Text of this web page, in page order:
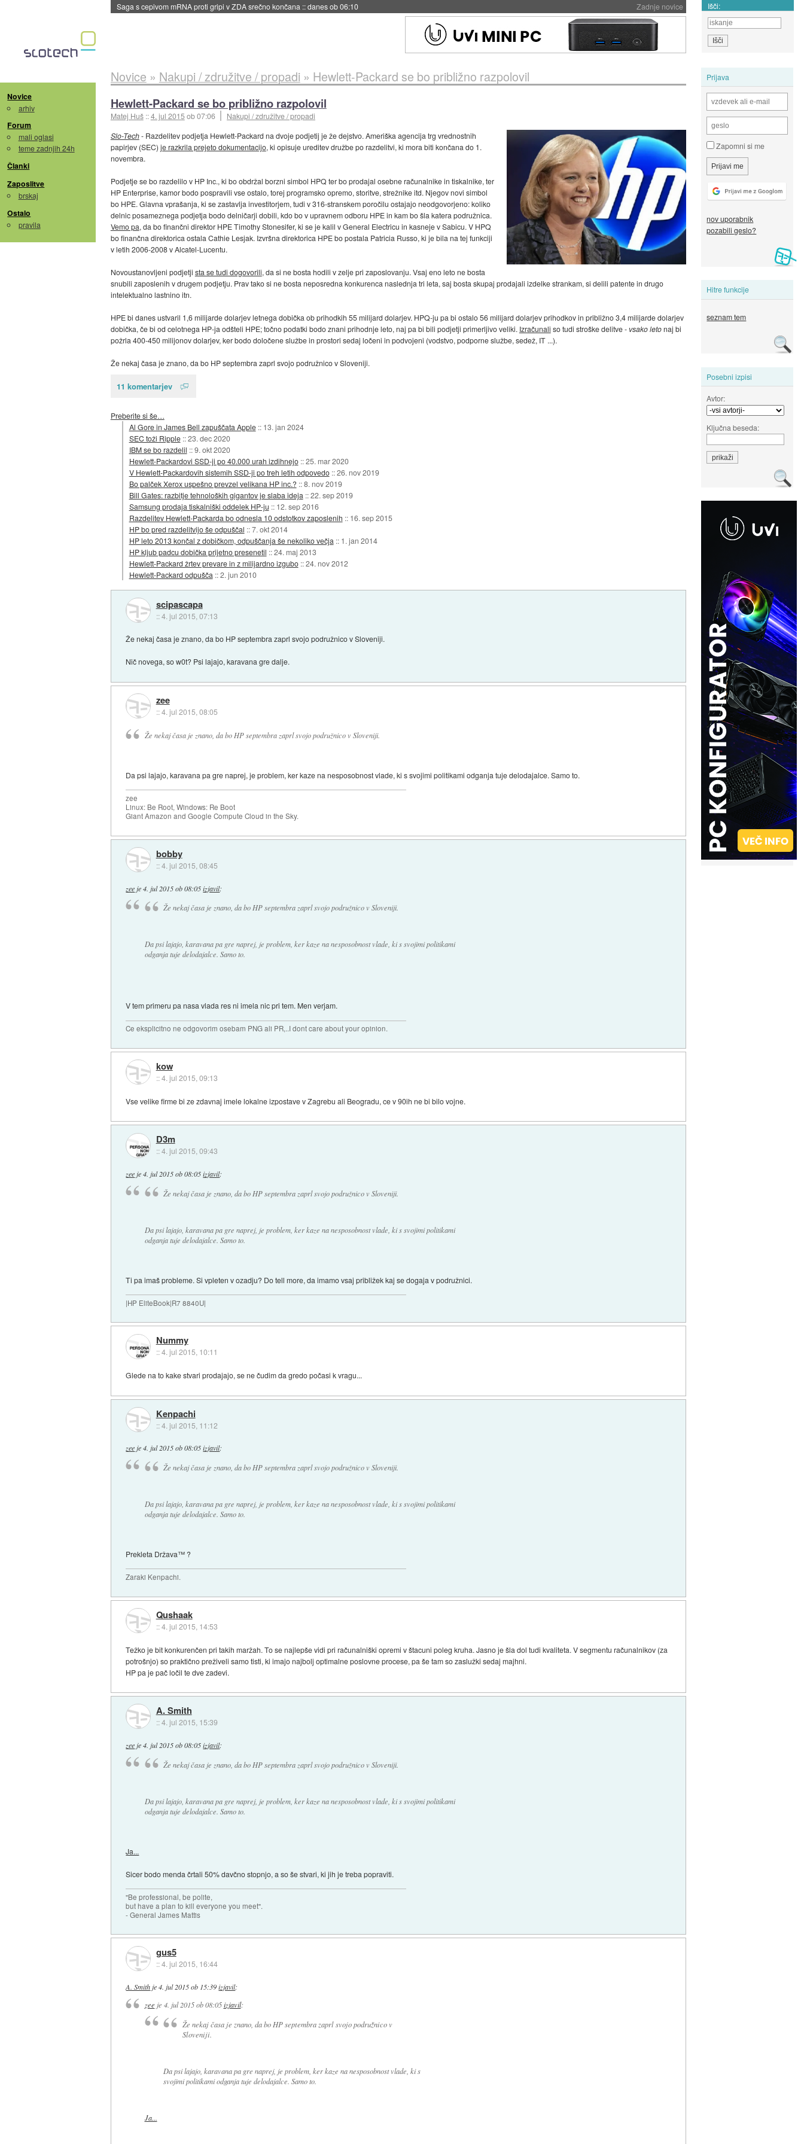
Zadnje novice
BMW v vozilih začel predvajati reklame::danes ob 06:09 Išči:
Novice
arhiv
Forum
mali oglasi
teme zadnjih 24h
Članki
Zaposlitve
brskaj
Ostalo
pravila
Prijava
Zapomni si me
nov uporabnik
pozabili geslo?
Hitre funkcije
seznam tem
Posebni izpisi
Avtor:
Ključna beseda:
Novice » Nakupi / združitve / propadi » Hewlett-Packard se bo približno razpolovil
Hewlett-Packard se bo približno razpolovil
Matej Huš ::4. jul 2015ob 07:06
Nakupi / združitve / propadi
Slo-Tech- Razdelitev podjetja Hewlett-Packard na dvoje podjetij je že dejstvo. Ameriška agencija trg vrednostnih
papirjev (SEC) je razkrila prejeto dokumentacijo, ki opisuje ureditev družbe po razdelitvi, ki mora biti končana do 1.
novembra.
Podjetje se bo razdelilo v HP Inc., ki bo obdržal borzni simbol HPQ ter bo prodajal osebne računalnike in tiskalnike, ter
HP Enterprise, kamor bodo pospravili vse ostalo, torej programsko opremo, storitve, strežnike itd. Njegov novi simbol
bo HPE. Glavna vprašanja, ki se zastavlja investitorjem, tudi v 316-stranskem poročilu ostajajo neodgovorjeno: koliko
delnic posameznega podjetja bodo delničarji dobili, kdo bo v upravnem odboru HPE in kam bo šla katera podružnica.
Vemo pa, da bo finančni direktor HPE Timothy Stonesifer, ki se je kalil v General Electricu in kasneje v Sabicu. V HPQ
bo finančna direktorica ostala Cathie Lesjak. Izvršna direktorica HPE bo postala Patricia Russo, ki je bila na tej funkciji
v letih 2006-2008 v Alcatel-Lucentu.
Novoustanovljeni podjetji sta se tudi dogovorili, da si ne bosta hodili v zelje pri zaposlovanju. Vsaj eno leto ne bosta
snubili zaposlenih v drugem podjetju. Prav tako si ne bosta neposredna konkurenca naslednja tri leta, saj bosta skupaj prodajali izdelke strankam, si delili patente in drugo
intelektualno lastnino itn.
HPE bi danes ustvaril 1,6 milijarde dolarjev letnega dobička ob prihodkih 55 milijard dolarjev. HPQ-ju pa bi ostalo 56 milijard dolarjev prihodkov in približno 3,4 milijarde dolarjev
dobička, če bi od celotnega HP-ja odšteli HPE; točno podatki bodo znani prihodnje leto, naj pa bi bili podjetji primerljivo veliki. Izračunali so tudi stroške delitve - vsako letonaj bi
požrla 400-450 milijonov dolarjev, ker bodo določene službe in prostori sedaj ločeni in podvojeni (vodstvo, podporne službe, sedež, IT ...).
Že nekaj časa je znano, da bo HP septembra zaprl svojo podružnico v Sloveniji.
11 komentarjev
Preberite si še…
Al Gore in James Bell zapuščata Apple :: 13. jan 2024
SEC toži Ripple ::23. dec 2020
IBM se bo razdelil ::9. okt 2020
Hewlett-Packardovi SSD-ji po 40.000 urah izdihnejo ::25. mar 2020
V Hewlett-Packardovih sistemih SSD-ji po treh letih odpovedo ::26. nov 2019
Bo palček Xerox uspešno prevzel velikana HP inc.? ::8. nov 2019
Bill Gates: razbitje tehnoloških gigantov je slaba ideja ::22. sep 2019
Samsung prodaja tiskalniški oddelek HP-ju :: 12. sep 2016
Razdelitev Hewlett-Packarda bo odnesla 10 odstotkov zaposlenih :: 16. sep 2015
HP bo pred razdelitvijo še odpuščal ::7. okt 2014
HP leto 2013 končal z dobičkom, odpuščanja še nekoliko večja :: 1. jan 2014
HP kljub padcu dobička prijetno presenetil ::24. maj 2013
Hewlett-Packard žrtev prevare in z milijardno izgubo ::24. nov 2012
Hewlett-Packard odpušča ::2. jun 2010
scipascapa
::4. jul 2015, 07:13
Že nekaj časa je znano, da bo HP septembra zaprl svojo podružnico v Sloveniji.
Nič novega, so w0t? Psi lajajo, karavana gre dalje.
zee
::4. jul 2015, 08:05
Že nekaj časa je znano, da bo HP septembra zaprl svojo podružnico v Sloveniji.
Da psi lajajo, karavana pa gre naprej, je problem, ker kaze na nesposobnost vlade, ki s svojimi politikami odganja tuje delodajalce. Samo to.
zee
Linux: Be Root, Windows: Re Boot
Giant Amazon and Google Compute Cloud in the Sky.
bobby
::4. jul 2015, 08:45
zee je4. jul 2015 ob 08:05 izjavil:
Že nekaj časa je znano, da bo HP septembra zaprl svojo podružnico v Sloveniji.
Da psi lajajo, karavana pa gre naprej, je problem, ker kaze na nesposobnost vlade, ki s svojimi politikami
odganja tuje delodajalce. Samo to.
V tem primeru pa nasa vlada res ni imela nic pri tem. Men verjam.
Ce eksplicitno ne odgovorim osebam PNG ali PR,..I dont care about your opinion.
kow
::4. jul 2015, 09:13
Vse velike firme bi ze zdavnaj imele lokalne izpostave v Zagrebu ali Beogradu, ce v 90ih ne bi bilo vojne.
D3m
::4. jul 2015, 09:43
zee je4. jul 2015 ob 08:05 izjavil:
Že nekaj časa je znano, da bo HP septembra zaprl svojo podružnico v Sloveniji.
Da psi lajajo, karavana pa gre naprej, je problem, ker kaze na nesposobnost vlade, ki s svojimi politikami
odganja tuje delodajalce. Samo to.
Ti pa imaš probleme. Si vpleten v ozadju? Do tell more, da imamo vsaj približek kaj se dogaja v podružnici.
|HP EliteBook|R7 8840U|
Nummy
::4. jul 2015, 10:11
Glede na to kake stvari prodajajo, se ne čudim da gredo počasi k vragu...
Kenpachi
::4. jul 2015, 11:12
zeeje4. jul 2015 ob 08:05 izjavil:
Že nekaj časa je znano, da bo HP septembra zaprl svojo podružnico v Sloveniji.
Da psi lajajo, karavana pa gre naprej, je problem, ker kaze na nesposobnost vlade, ki s svojimi politikami
odganja tuje delodajalce. Samo to.
Prekleta Država™ ?
Zaraki Kenpachi.
Qushaak
::4. jul 2015, 14:53
Težko je bit konkurenčen pri takih maržah. To se najlepše vidi pri računalniški opremi v štacuni poleg kruha. Jasno je šla dol tudi kvaliteta. V segmentu računalnikov (za
potrošnjo) so praktično preživeli samo tisti, ki imajo najbolj optimalne poslovne procese, pa še tam so zaslužki sedaj majhni.
HP pa je pač ločil te dve zadevi.
A. Smith
::4. jul 2015, 15:39
zee je4. jul 2015 ob 08:05 izjavil:
Že nekaj časa je znano, da bo HP septembra zaprl svojo podružnico v Sloveniji.
Da psi lajajo, karavana pa gre naprej, je problem, ker kaze na nesposobnost vlade, ki s svojimi politikami
odganja tuje delodajalce. Samo to.
Ja...
Sicer bodo menda črtali 50% davčno stopnjo, a so še stvari, ki jih je treba popraviti.
"Be professional, be polite,
but have a plan to kill everyone you meet".
- General James Mattis
gus5
::4. jul 2015, 16:44
A. Smith je4. jul 2015 ob 15:39 izjavil:
zee je 4. jul 2015 ob 08:05 izjavil:
Že nekaj časa je znano, da bo HP septembra zaprl svojo podružnico v
Sloveniji.
Da psi lajajo, karavana pa gre naprej, je problem, ker kaze na nesposobnost vlade, ki s
svojimi politikami odganja tuje delodajalce. Samo to.
Ja...